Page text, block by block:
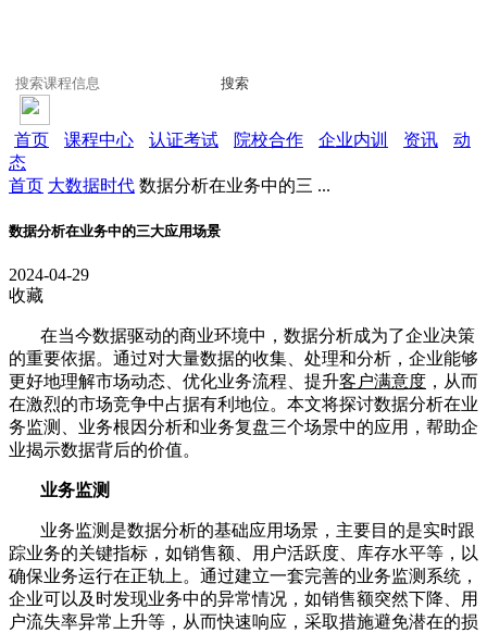
搜索
首页 课程中心 认证考试 院校合作 企业内训 资讯
动
态
首页 大数据时代 数据分析在业务中的三 ...
数据分析在业务中的三大应用场景
2024-04-29
收藏
在当今数据驱动的商业环境中，数据分析成为了企业决策
的重要依据。通过对大量数据的收集、处理和分析，企业能够
更好地理解市场动态、优化业务流程、提升客户满意度 ，从而
在激烈的市场竞争中占据有利地位。本文将探讨数据分析在业
务监测、业务根因分析和业务复盘三个场景中的应用，帮助企
业揭示数据背后的价值。
业务监测
业务监测是数据分析的基础应用场景，主要目的是实时跟
踪业务的关键指标，如销售额、用户活跃度、库存水平等，以
确保业务运行在正轨上。通过建立一套完善的业务监测系统，
企业可以及时发现业务中的异常情况，如销售额突然下降、用
户流失率异常上升等，从而快速响应，采取措施避免潜在的损